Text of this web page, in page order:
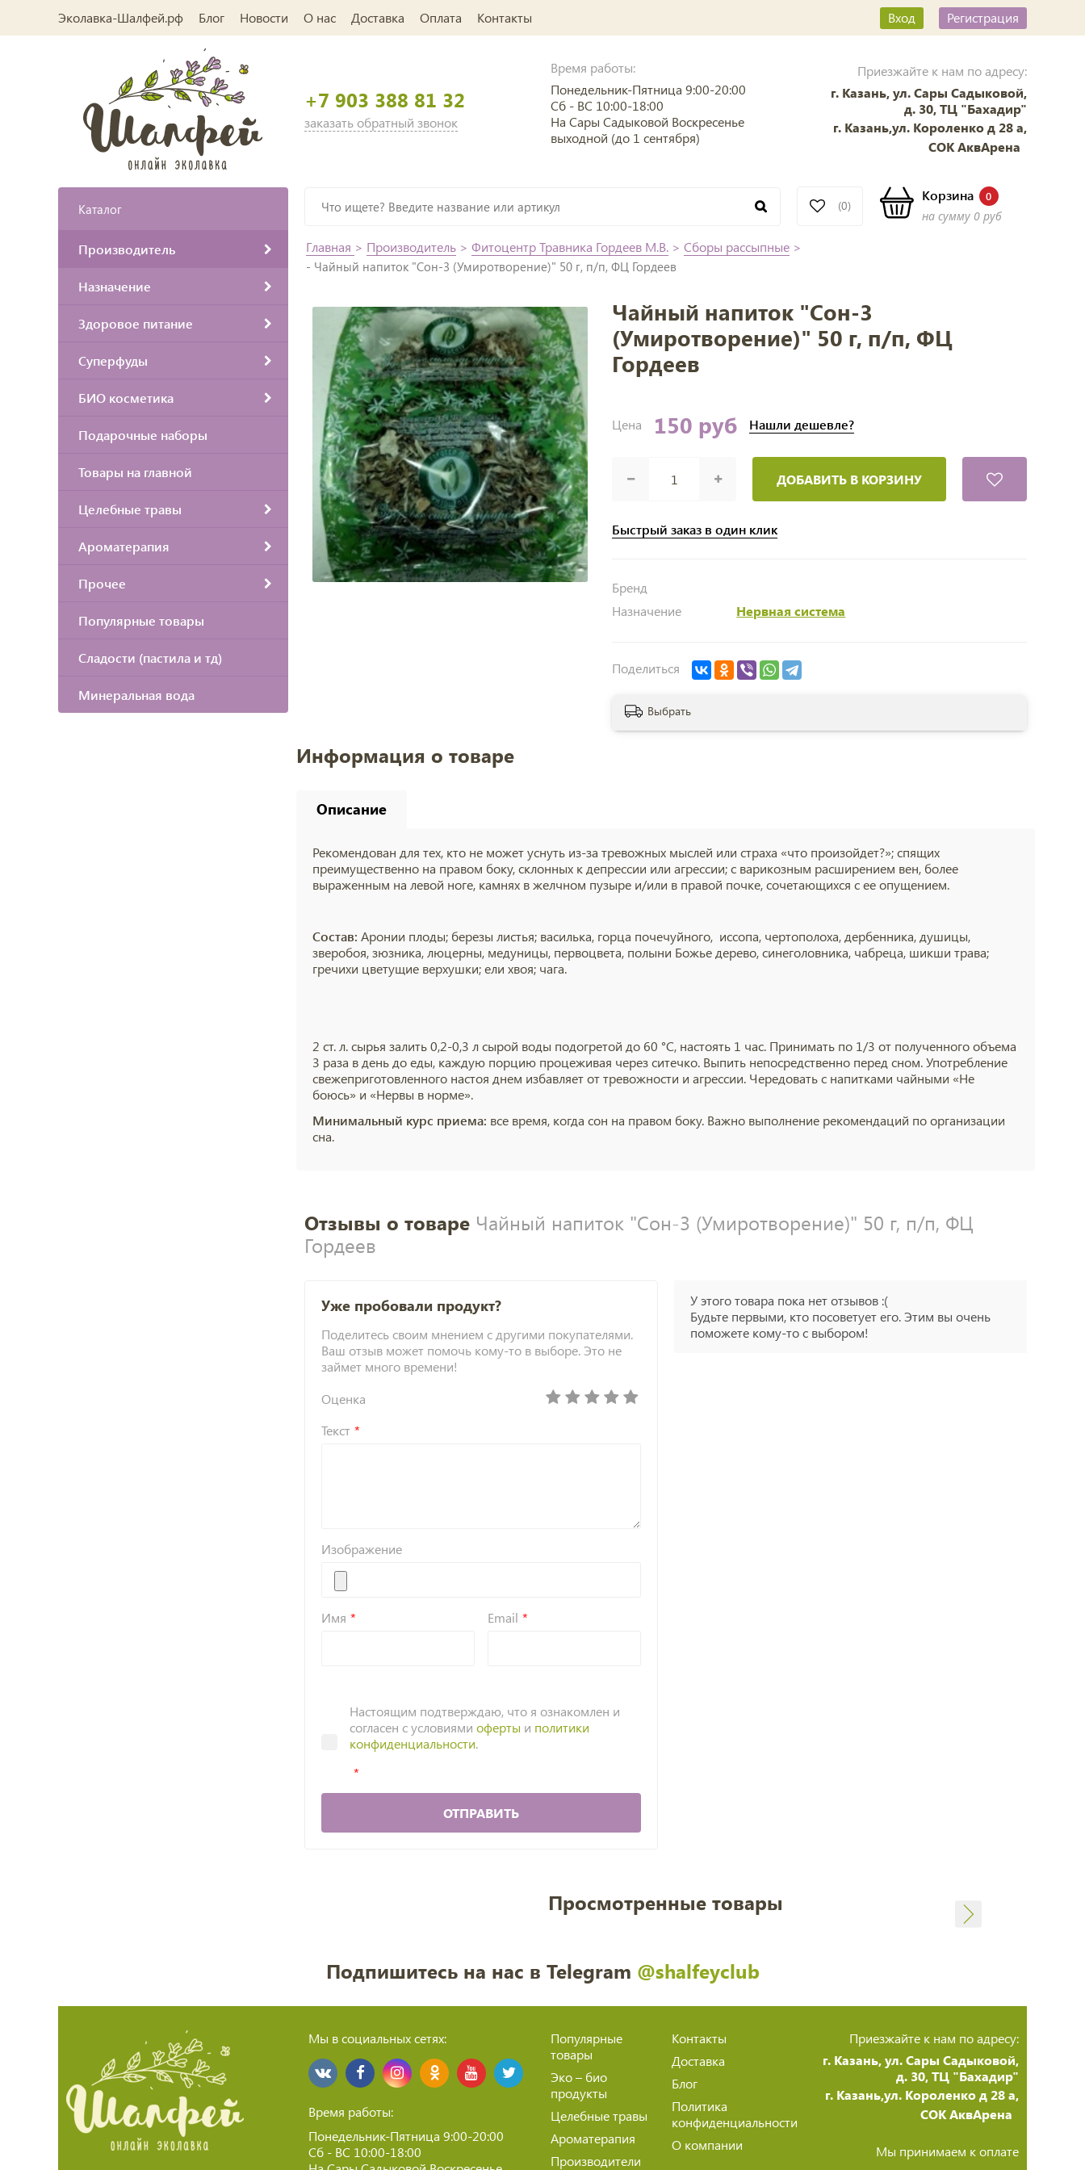
Эколавка-Шалфей.рф Блог Новости О нас Доставка Оплата Контакты Вход Регистрация
+7 903 388 81 32
заказать обратный звонок
Время работы:
Понедельник-Пятница 9:00-20:00
Сб - ВС 10:00-18:00
На Сары Садыковой Воскресенье
выходной (до 1 сентября)
Приезжайте к нам по адресу:
г. Казань, ул. Сары Садыковой,
д. 30, ТЦ "Бахадир"
г. Казань,ул. Короленко д 28 а,
СОК АквАрена
(0)
Корзина 0
на сумму 0 руб
Каталог
Производитель
Назначение
Здоровое питание
Суперфуды
БИО косметика
Подарочные наборы
Товары на главной
Целебные травы
Ароматерапия
Прочее
Популярные товары
Сладости (пастила и тд)
Минеральная вода
Главная > Производитель > Фитоцентр Травника Гордеев М.В. > Сборы рассыпные >
- Чайный напиток "Сон-3 (Умиротворение)" 50 г, п/п, ФЦ Гордеев
Чайный напиток "Сон-3
(Умиротворение)" 50 г, п/п, ФЦ
Гордеев
Цена 150 руб Нашли дешевле?
ДОБАВИТЬ В КОРЗИНУ
Быстрый заказ в один клик
Бренд
Назначение
Нервная система
Поделиться
Выбрать
Информация о товаре
Описание
Рекомендован для тех, кто не может уснуть из-за тревожных мыслей или страха «что произойдет?»; спящих
преимущественно на правом боку, склонных к депрессии или агрессии; с варикозным расширением вен, более
выраженным на левой ноге, камнях в желчном пузыре и/или в правой почке, сочетающихся с ее опущением.
Состав: Аронии плоды; березы листья; василька, горца почечуйного, иссопа, чертополоха, дербенника, душицы,
зверобоя, зюзника, люцерны, медуницы, первоцвета, полыни Божье дерево, синеголовника, чабреца, шикши трава;
гречихи цветущие верхушки; ели хвоя; чага.
2 ст. л. сырья залить 0,2-0,3 л сырой воды подогретой до 60 °С, настоять 1 час. Принимать по 1/3 от полученного объема
3 раза в день до еды, каждую порцию процеживая через ситечко. Выпить непосредственно перед сном. Употребление
свежеприготовленного настоя днем избавляет от тревожности и агрессии. Чередовать с напитками чайными «Не
боюсь» и «Нервы в норме».
Минимальный курс приема: все время, когда сон на правом боку. Важно выполнение рекомендаций по организации
сна.
Отзывы о товаре Чайный напиток "Сон-3 (Умиротворение)" 50 г, п/п, ФЦ
Гордеев
Уже пробовали продукт?
Поделитесь своим мнением с другими покупателями.
Ваш отзыв может помочь кому-то в выборе. Это не
займет много времени!
Оценка
Текст
Изображение
Имя Email
Настоящим подтверждаю, что я ознакомлен и
согласен с условиями оферты и политики
конфиденциальности.
ОТПРАВИТЬ
У этого товара пока нет отзывов :(
Будьте первыми, кто посоветует его. Этим вы очень
поможете кому-то с выбором!
Просмотренные товары
Подпишитесь на нас в Telegram @shalfeyclub
Мы в социальных сетях:
Время работы:
Понедельник-Пятница 9:00-20:00
Сб - ВС 10:00-18:00
Популярные
товары
Эко – био
продукты
Целебные травы
Ароматерапия
Производители
Контакты
Доставка
Блог
Политика
конфиденциальности
О компании
Приезжайте к нам по адресу:
г. Казань, ул. Сары Садыковой,
д. 30, ТЦ "Бахадир"
г. Казань,ул. Короленко д 28 а,
СОК АквАрена
Мы принимаем к оплате